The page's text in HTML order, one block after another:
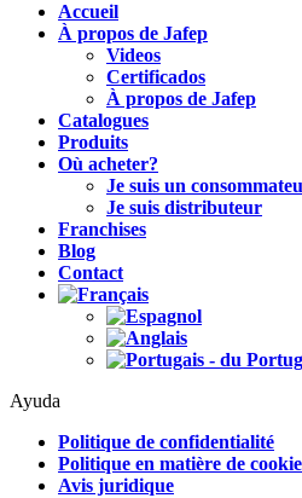
Accueil
À propos de Jafep
Videos
Certificados
À propos de Jafep
Catalogues
Produits
Où acheter?
Je suis un
Je suis distributeur
Franchises
Blog
Contact
Ayuda
Politique de confidentialité
Politique en matière de
Avis juridique